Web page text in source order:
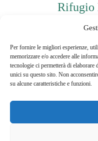
Per fornire le migliori esperienze,
memorizzare e/o accedere alle
tecnologie ci permetterà di
unici su questo sito. Non
su alcune caratteristiche e funzioni.
Rifugio